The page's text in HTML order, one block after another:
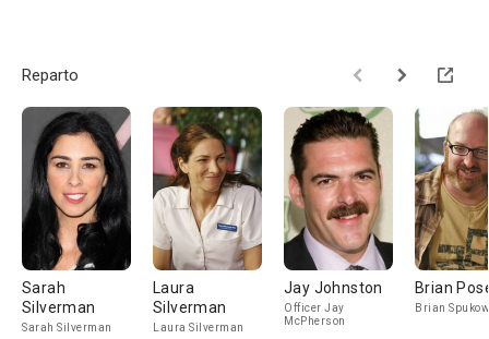
Reparto
Sarah
Silverman
Sarah Silverman
Laura
Silverman
Laura Silverman
Jay Johnston
Officer Jay
McPherson
Brian
Brian